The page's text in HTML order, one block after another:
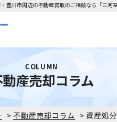
> 不動産売却コラム > 資産処分
COLUMN
産売却コラム